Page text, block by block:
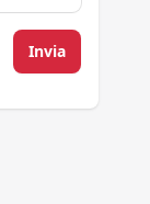
Invia